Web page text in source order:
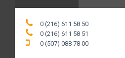
0 (216) 611 58 50
0 (216) 611 58 51